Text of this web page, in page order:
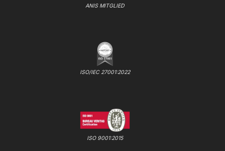
ANIS MITGLIED
ISO/IEC 27001:2022
ISO 9001:2015